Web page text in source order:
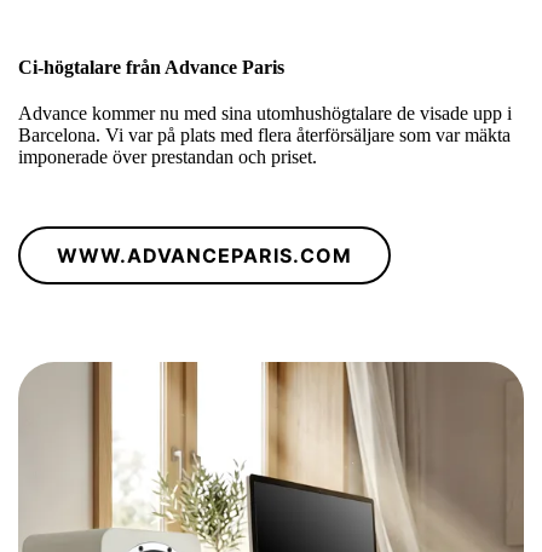
Ci-högtalare från Advance Paris
Advance kommer nu med sina utomhushögtalare de visade upp i
Barcelona. Vi var på plats med flera återförsäljare som var mäkta
imponerade över prestandan och priset.
WWW.ADVANCEPARIS.COM